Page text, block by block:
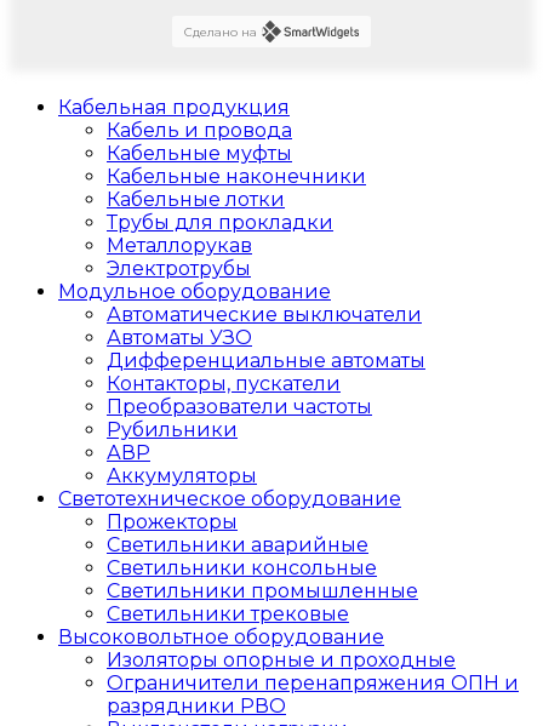
Сделано на
Кабельная продукция
Кабель и провода
Кабельные муфты
Кабельные наконечники
Кабельные лотки
Трубы для прокладки
Металлорукав
Электротрубы
Модульное оборудование
Автоматические выключатели
Автоматы УЗО
Дифференциальные автоматы
Контакторы, пускатели
Преобразователи частоты
Рубильники
АВР
Аккумуляторы
Светотехническое оборудование
Прожекторы
Светильники аварийные
Светильники консольные
Светильники промышленные
Светильники трековые
Высоковольтное оборудование
Изоляторы опорные и проходные
Ограничители перенапряжения ОПН и
разрядники РВО